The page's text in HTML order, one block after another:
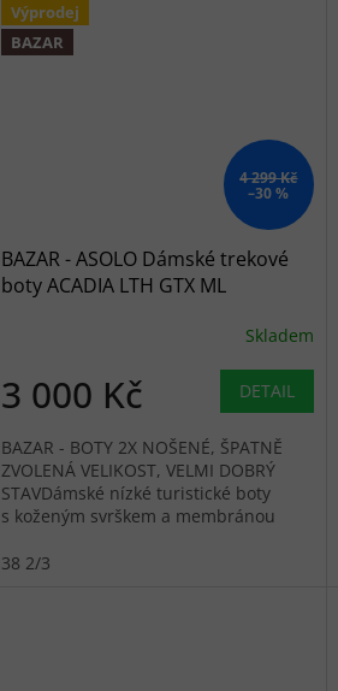
Výprodej
BAZAR
4 299 Kč
–30 %
BAZAR - ASOLO Dámské trekové
boty ACADIA LTH GTX ML
Skladem
3 000 Kč DETAIL
BAZAR - BOTY 2X NOŠENÉ, ŠPATNĚ
ZVOLENÁ VELIKOST, VELMI DOBRÝ
STAVDámské nízké turistické boty
s koženým svrškem a membránou
Anatomická...
38 2/3